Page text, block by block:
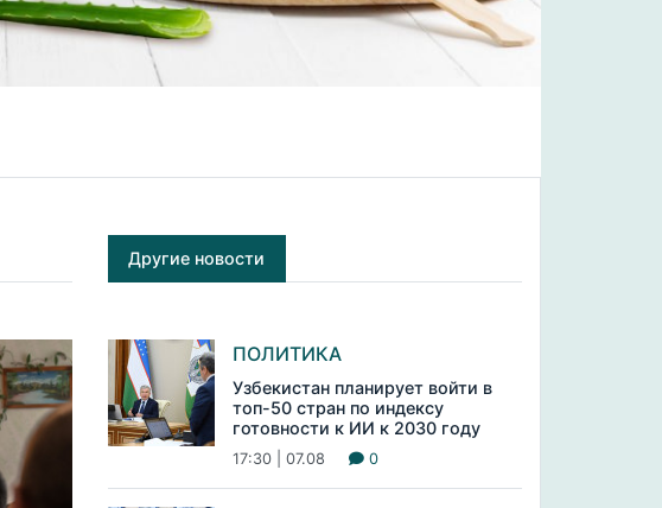
Другие новости
ПОЛИТИКА
Узбекистан планирует войти в
топ-50 стран по индексу
готовности к ИИ к 2030 году
17:30 | 07.08 0